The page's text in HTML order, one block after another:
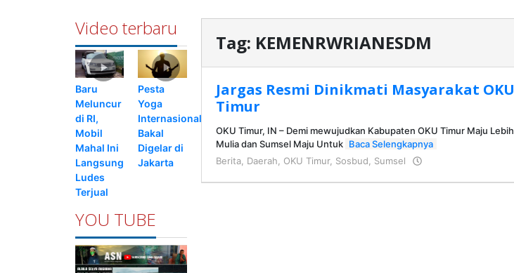
Video terbaru
Baru
Meluncur
di RI,
Mobil
Mahal Ini
Langsung
Ludes
Terjual
Pesta
Yoga
Internasional
Bakal
Digelar di
Jakarta
YOU TUBE
Tag: KEMENRWRIANESDM
Jargas Resmi Dinikmati Masyarakat OKU
Timur
OKU Timur, IN – Demi mewujudkan Kabupaten OKU Timur Maju Lebih
Mulia dan Sumsel Maju Untuk Baca Selengkapnya
Berita, Daerah, OKU Timur, Sosbud, Sumsel